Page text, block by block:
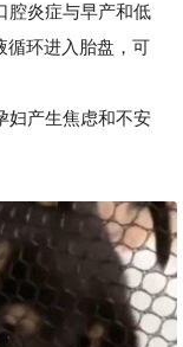
炎症与早产和低
循环进入胎盘，可
产生焦虑和不安